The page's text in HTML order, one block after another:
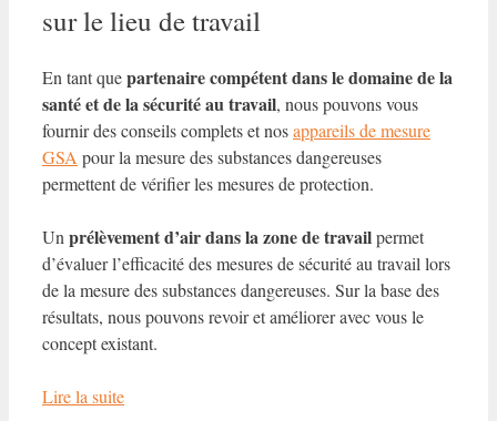
sur le lieu de travail
En tant quepartenaire compétent dans le domaine de la
santé et de la sécurité au travail, nous pouvons vous
fournir des conseils complets et nosappareils de mesure
GSA pour la mesure des substances dangereuses
permettent de vérifier les mesures de protection.
Un prélèvement d’air dans la zone de travailpermet
d’évaluer l’efficacité des mesures de sécurité au travail lors
de la mesure des substances dangereuses. Sur la base des
résultats, nous pouvons revoir et améliorer avec vous le
concept existant.
Lire la suite